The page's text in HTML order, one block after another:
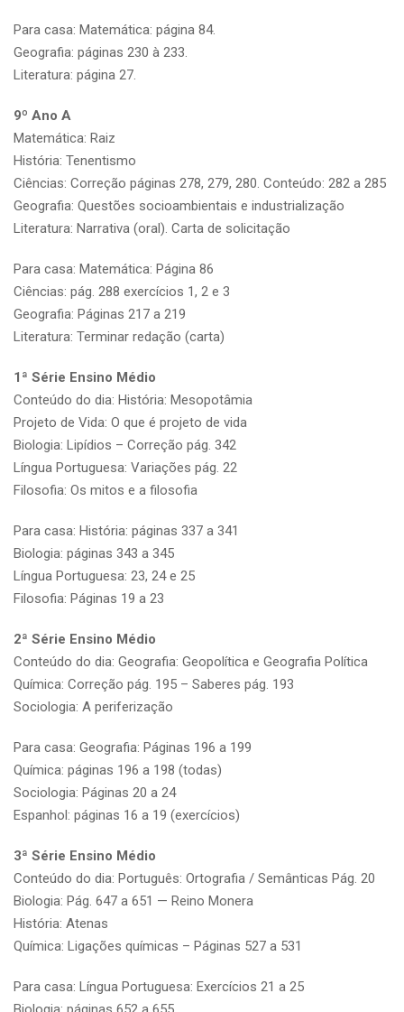
Para casa: Matemática: página 84.
Geografia: páginas 230 à 233.
Literatura: página 27.
9º Ano A
Matemática: Raiz
História: Tenentismo
Ciências: Correção páginas 278, 279, 280. Conteúdo: 282 a 285
Geografia: Questões socioambientais e industrialização
Literatura: Narrativa (oral). Carta de solicitação
Para casa: Matemática: Página 86
Ciências: pág. 288 exercícios 1, 2 e 3
Geografia: Páginas 217 a 219
Literatura: Terminar redação (carta)
1ª Série Ensino Médio
Conteúdo do dia: História: Mesopotâmia
Projeto de Vida: O que é projeto de vida
Biologia: Lipídios – Correção pág. 342
Língua Portuguesa: Variações pág. 22
Filosofia: Os mitos e a filosofia
Para casa: História: páginas 337 a 341
Biologia: páginas 343 a 345
Língua Portuguesa: 23, 24 e 25
Filosofia: Páginas 19 a 23
2ª Série Ensino Médio
Conteúdo do dia: Geografia: Geopolítica e Geografia Política
Química: Correção pág. 195 – Saberes pág. 193
Sociologia: A periferização
Para casa: Geografia: Páginas 196 a 199
Química: páginas 196 a 198 (todas)
Sociologia: Páginas 20 a 24
Espanhol: páginas 16 a 19 (exercícios)
3ª Série Ensino Médio
Conteúdo do dia: Português: Ortografia / Semânticas Pág. 20
Biologia: Pág. 647 a 651 — Reino Monera
História: Atenas
Química: Ligações químicas – Páginas 527 a 531
Para casa: Língua Portuguesa: Exercícios 21 a 25